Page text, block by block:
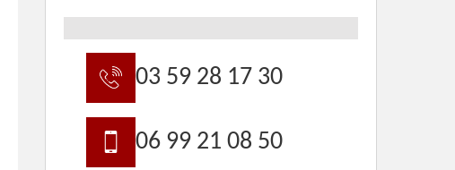
03 59 28 17 30
06 99 21 08 50